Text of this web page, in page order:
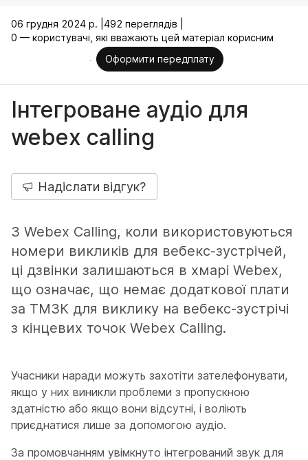
06 грудня 2024 р. | 492 переглядів |
0 — користувачі, які вважають цей матеріал корисним
Оформити передплату
Інтегроване аудіо для
webex calling
Надіслати відгук?
З Webex Calling, коли використовуються
номери викликів для вебекс-зустрічей,
ці дзвінки залишаються в хмарі Webex,
що означає, що немає додаткової плати
за ТМЗК для виклику на вебекс-зустрічі
з кінцевих точок Webex Calling.
Учасники наради можуть захотіти зателефонувати,
якщо у них виникли проблеми з пропускною
здатністю або якщо вони відсутні, і воліють
приєднатися лише за допомогою аудіо.
За промовчанням увімкнуто інтегрований звук для